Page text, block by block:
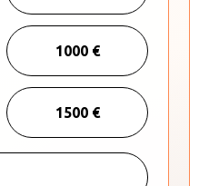
1000 €
1500 €